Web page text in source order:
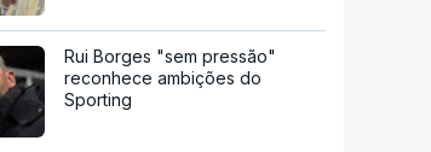
Rui Borges "sem pressão"
reconhece ambições do
Sporting